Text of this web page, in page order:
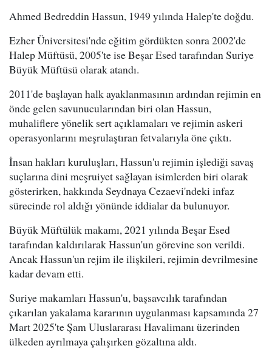
Ahmed Bedreddin Hassun, 1949 yılında Halep'te doğdu.
Ezher Üniversitesi'nde eğitim gördükten sonra 2002'de
Halep Müftüsü, 2005'te ise Beşar Esed tarafından Suriye
Büyük Müftüsü olarak atandı.
2011'de başlayan halk ayaklanmasının ardından rejimin en
önde gelen savunucularından biri olan Hassun,
muhaliflere yönelik sert açıklamaları ve rejimin askeri
operasyonlarını meşrulaştıran fetvalarıyla öne çıktı.
İnsan hakları kuruluşları, Hassun'u rejimin işlediği savaş
suçlarına dini meşruiyet sağlayan isimlerden biri olarak
gösterirken, hakkında Seydnaya Cezaevi'ndeki infaz
sürecinde rol aldığı yönünde iddialar da bulunuyor.
Büyük Müftülük makamı, 2021 yılında Beşar Esed
tarafından kaldırılarak Hassun'un görevine son verildi.
Ancak Hassun'un rejim ile ilişkileri, rejimin devrilmesine
kadar devam etti.
Suriye makamları Hassun'u, başsavcılık tarafından
çıkarılan yakalama kararının uygulanması kapsamında 27
Mart 2025'te Şam Uluslararası Havalimanı üzerinden
ülkeden ayrılmaya çalışırken gözaltına aldı.